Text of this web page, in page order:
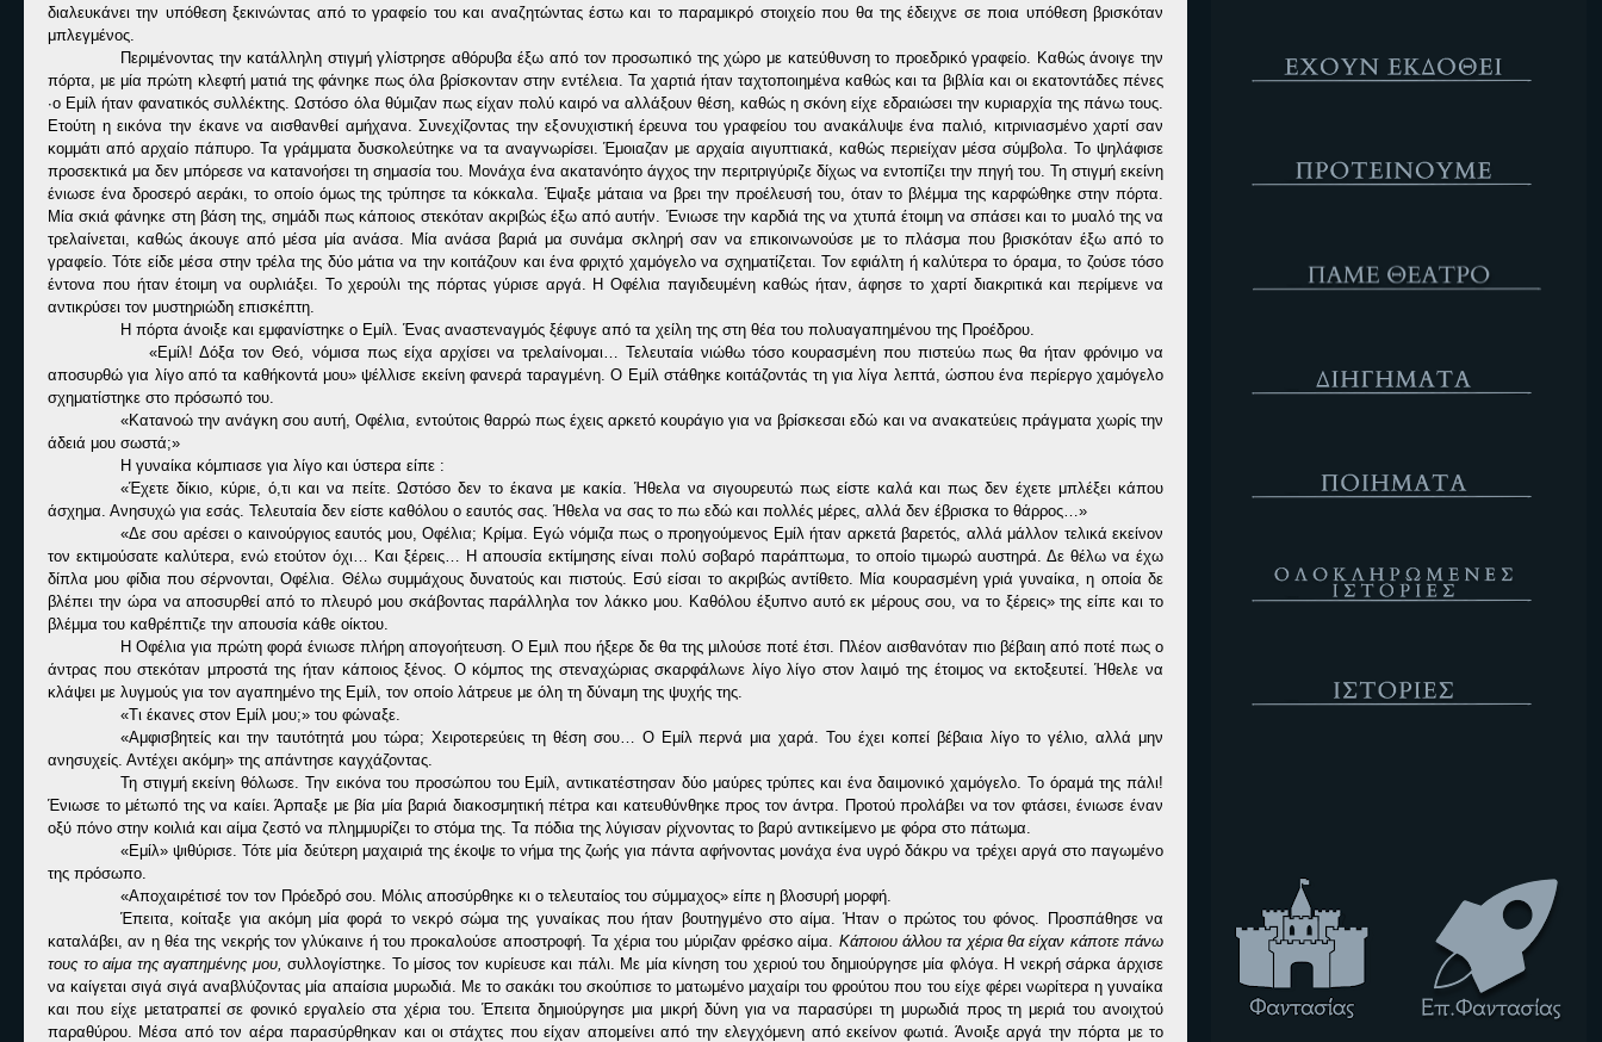
διαλευκάνει την υπόθεση ξεκινώντας από το γραφείο του και αναζητώντας έστω και το παραμικρό στοιχείο που θα της έδειχνε σε ποια υπόθεση βρισκόταν
μπλεγμένος.
Περιμένοντας την κατάλληλη στιγμή γλίστρησε αθόρυβα έξω από τον προσωπικό της χώρο με κατεύθυνση το προεδρικό γραφείο. Καθώς άνοιγε την
πόρτα, με μία πρώτη κλεφτή ματιά της φάνηκε πως όλα βρίσκονταν στην εντέλεια. Τα χαρτιά ήταν ταχτοποιημένα καθώς και τα βιβλία και οι εκατοντάδες πένες
∙ο Εμίλ ήταν φανατικός συλλέκτης. Ωστόσο όλα θύμιζαν πως είχαν πολύ καιρό να αλλάξουν θέση, καθώς η σκόνη είχε εδραιώσει την κυριαρχία της πάνω τους.
Ετούτη η εικόνα την έκανε να αισθανθεί αμήχανα. Συνεχίζοντας την εξoνυχιστική έρευνα του γραφείου του ανακάλυψε ένα παλιό, κιτρινιασμένο χαρτί σαν
κομμάτι από αρχαίο πάπυρο. Τα γράμματα δυσκολεύτηκε να τα αναγνωρίσει. Έμοιαζαν με αρχαία αιγυπτιακά, καθώς περιείχαν μέσα σύμβολα. Το ψηλάφισε
προσεκτικά μα δεν μπόρεσε να κατανοήσει τη σημασία του. Μονάχα ένα ακατανόητο άγχος την περιτριγύριζε δίχως να εντοπίζει την πηγή του. Τη στιγμή εκείνη
ένιωσε ένα δροσερό αεράκι, το οποίο όμως της τρύπησε τα κόκκαλα. Έψαξε μάταια να βρει την προέλευσή του, όταν το βλέμμα της καρφώθηκε στην πόρτα.
Μία σκιά φάνηκε στη βάση της, σημάδι πως κάποιος στεκόταν ακριβώς έξω από αυτήν. Ένιωσε την καρδιά της να χτυπά έτοιμη να σπάσει και το μυαλό της να
τρελαίνεται, καθώς άκουγε από μέσα μία ανάσα. Μία ανάσα βαριά μα συνάμα σκληρή σαν να επικοινωνούσε με το πλάσμα που βρισκόταν έξω από το
γραφείο. Τότε είδε μέσα στην τρέλα της δύο μάτια να την κοιτάζουν και ένα φριχτό χαμόγελο να σχηματίζεται. Τον εφιάλτη ή καλύτερα το όραμα, το ζούσε τόσο
έντονα που ήταν έτοιμη να ουρλιάξει. Το χερούλι της πόρτας γύρισε αργά. Η Οφέλια παγιδευμένη καθώς ήταν, άφησε το χαρτί διακριτικά και περίμενε να
αντικρύσει τον μυστηριώδη επισκέπτη.
Η πόρτα άνοιξε και εμφανίστηκε ο Εμίλ. Ένας αναστεναγμός ξέφυγε από τα χείλη της στη θέα του πολυαγαπημένου της Προέδρου.
«Εμίλ! Δόξα τον Θεό, νόμισα πως είχα αρχίσει να τρελαίνομαι… Τελευταία νιώθω τόσο κουρασμένη που πιστεύω πως θα ήταν φρόνιμο να
αποσυρθώ για λίγο από τα καθήκοντά μου» ψέλλισε εκείνη φανερά ταραγμένη. Ο Εμίλ στάθηκε κοιτάζοντάς τη για λίγα λεπτά, ώσπου ένα περίεργο χαμόγελο
σχηματίστηκε στο πρόσωπό του.
«Κατανοώ την ανάγκη σου αυτή, Οφέλια, εντούτοις θαρρώ πως έχεις αρκετό κουράγιο για να βρίσκεσαι εδώ και να ανακατεύεις πράγματα χωρίς την
άδειά μου σωστά;»
Η γυναίκα κόμπιασε για λίγο και ύστερα είπε :
«Έχετε δίκιο, κύριε, ό,τι και να πείτε. Ωστόσο δεν το έκανα με κακία. Ήθελα να σιγουρευτώ πως είστε καλά και πως δεν έχετε μπλέξει κάπου
άσχημα. Ανησυχώ για εσάς. Τελευταία δεν είστε καθόλου ο εαυτός σας. Ήθελα να σας το πω εδώ και πολλές μέρες, αλλά δεν έβρισκα το θάρρος…»
«Δε σου αρέσει ο καινούργιος εαυτός μου, Οφέλια; Κρίμα. Εγώ νόμιζα πως ο προηγούμενος Εμίλ ήταν αρκετά βαρετός, αλλά μάλλον τελικά εκείνον
τον εκτιμούσατε καλύτερα, ενώ ετούτον όχι… Και ξέρεις… Η απουσία εκτίμησης είναι πολύ σοβαρό παράπτωμα, το οποίο τιμωρώ αυστηρά. Δε θέλω να έχω
δίπλα μου φίδια που σέρνονται, Οφέλια. Θέλω συμμάχους δυνατούς και πιστούς. Εσύ είσαι το ακριβώς αντίθετο. Μία κουρασμένη γριά γυναίκα, η οποία δε
βλέπει την ώρα να αποσυρθεί από το πλευρό μου σκάβοντας παράλληλα τον λάκκο μου. Καθόλου έξυπνο αυτό εκ μέρους σου, να το ξέρεις» της είπε και το
βλέμμα του καθρέπτιζε την απουσία κάθε οίκτου.
Η Οφέλια για πρώτη φορά ένιωσε πλήρη απογοήτευση. Ο Εμιλ που ήξερε δε θα της μιλούσε ποτέ έτσι. Πλέον αισθανόταν πιο βέβαιη από ποτέ πως ο
άντρας που στεκόταν μπροστά της ήταν κάποιος ξένος. Ο κόμπος της στεναχώριας σκαρφάλωνε λίγο λίγο στον λαιμό της έτοιμος να εκτοξευτεί. Ήθελε να
κλάψει με λυγμούς για τον αγαπημένο της Εμίλ, τον οποίο λάτρευε με όλη τη δύναμη της ψυχής της.
«Τι έκανες στον Εμίλ μου;» του φώναξε.
«Αμφισβητείς και την ταυτότητά μου τώρα; Χειροτερεύεις τη θέση σου… Ο Εμίλ περνά μια χαρά. Του έχει κοπεί βέβαια λίγο το γέλιο, αλλά μην
ανησυχείς. Αντέχει ακόμη» της απάντησε καγχάζοντας.
Τη στιγμή εκείνη θόλωσε. Την εικόνα του προσώπου του Εμίλ, αντικατέστησαν δύο μαύρες τρύπες και ένα δαιμονικό χαμόγελο. Το όραμά της πάλι!
Ένιωσε το μέτωπό της να καίει. Άρπαξε με βία μία βαριά διακοσμητική πέτρα και κατευθύνθηκε προς τον άντρα. Προτού προλάβει να τον φτάσει, ένιωσε έναν
οξύ πόνο στην κοιλιά και αίμα ζεστό να πλημμυρίζει το στόμα της. Τα πόδια της λύγισαν ρίχνοντας το βαρύ αντικείμενο με φόρα στο πάτωμα.
«Εμίλ» ψιθύρισε. Τότε μία δεύτερη μαχαιριά της έκοψε το νήμα της ζωής για πάντα αφήνοντας μονάχα ένα υγρό δάκρυ να τρέχει αργά στο παγωμένο
της πρόσωπο.
«Αποχαιρέτισέ τον τον Πρόεδρό σου. Μόλις αποσύρθηκε κι ο τελευταίος του σύμμαχος» είπε η βλοσυρή μορφή.
Έπειτα, κοίταξε για ακόμη μία φορά το νεκρό σώμα της γυναίκας που ήταν βουτηγμένο στο αίμα. Ήταν ο πρώτος του φόνος. Προσπάθησε να
καταλάβει, αν η θέα της νεκρής τον γλύκαινε ή του προκαλούσε αποστροφή. Τα χέρια του μύριζαν φρέσκο αίμα. Κάποιου άλλου τα χέρια θα είχαν κάποτε πάνω
τους το αίμα της αγαπημένης μου, συλλογίστηκε. Το μίσος τον κυρίευσε και πάλι. Με μία κίνηση του χεριού του δημιούργησε μία φλόγα. Η νεκρή σάρκα άρχισε
να καίγεται σιγά σιγά αναβλύζοντας μία απαίσια μυρωδιά. Με το σακάκι του σκούπισε το ματωμένο μαχαίρι του φρούτου που του είχε φέρει νωρίτερα η γυναίκα
και που είχε μετατραπεί σε φονικό εργαλείο στα χέρια του. Έπειτα δημιούργησε μια μικρή δύνη για να παρασύρει τη μυρωδιά προς τη μεριά του ανοιχτού
παραθύρου. Μέσα από τον αέρα παρασύρθηκαν και οι στάχτες που είχαν απομείνει από την ελεγχόμενη από εκείνον φωτιά. Άνοιξε αργά την πόρτα με το